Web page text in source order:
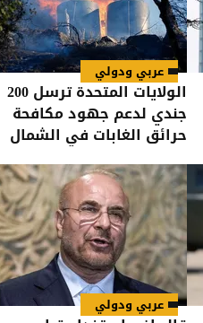
عربي ودولي
الولايات المتحدة ترسل 200
جندي لدعم جهود مكافحة
حرائق الغابات في الشمال
عربي ودولي